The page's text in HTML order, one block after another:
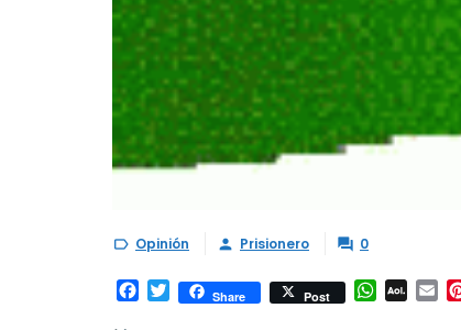
 Opinión  Prisionero  0
Facebook
TwitterShare Post WhatsApp
AOL